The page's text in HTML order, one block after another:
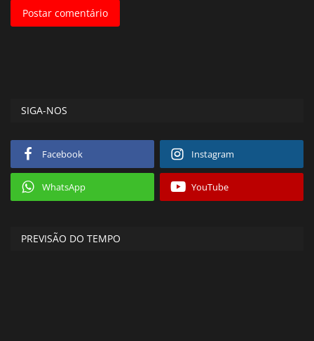
Postar comentário
SIGA-NOS
Facebook Instagram
WhatsApp YouTube
PREVISÃO DO TEMPO